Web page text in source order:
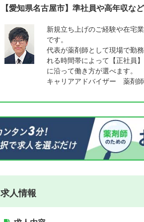
【愛知県名古屋市】準社員や高年収な
新規立ち上げのご経験や在宅
です。
代表が薬剤師として現場で勤
れる時間帯によって【正社員
に沿って働き方が選べます。
キャリアアドバイザー 薬剤
求人情報